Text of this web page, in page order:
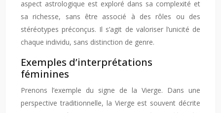
aspect astrologique est exploré dans sa complexité et
sa richesse, sans être associé à des rôles ou des
stéréotypes préconçus. Il s’agit de valoriser l’unicité de
chaque individu, sans distinction de genre.
Exemples d’interprétations
féminines
Prenons l’exemple du signe de la Vierge. Dans une
perspective traditionnelle, la Vierge est souvent décrite